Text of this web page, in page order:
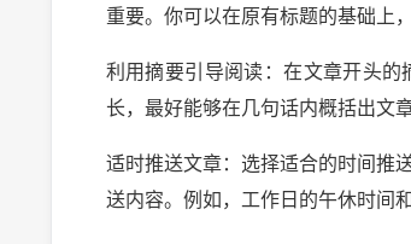
重要。你可以在原有标题的基础上
利用摘要引导阅读：在文章开头
长，最好能够在几句话内概括出文
适时推送文章：选择适合的时间推
送内容。例如，工作日的午休时间